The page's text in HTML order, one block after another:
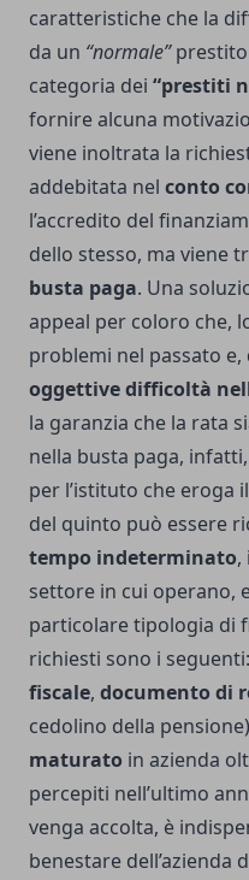
caratteristiche che la
da un “normale”
categoria dei “prestiti
fornire alcuna
viene inoltrata la
addebitata nel conto
l’accredito del
dello stesso, ma viene
busta paga. Una
appeal per coloro che,
problemi nel passato
oggettive difficoltà
la garanzia che la rata
nella busta paga,
per l’istituto che eroga
del quinto può essere
tempo indeterminato,
settore in cui operano,
particolare tipologia di
richiesti sono i seguenti:
fiscale, documento di
cedolino della
maturato in azienda
percepiti nell’ultimo
venga accolta, è
benestare dell’azienda